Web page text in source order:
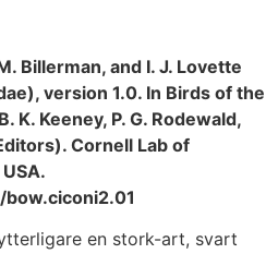
Billerman, and I. J. Lovette
version 1.0. In Birds of the
K. Keeney, P. G. Rodewald,
Cornell Lab of
en stork-art, svart